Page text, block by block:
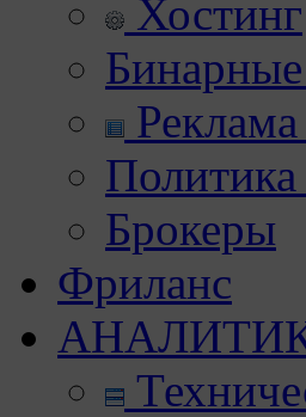
Хостинг
Брокеры
Фриланс